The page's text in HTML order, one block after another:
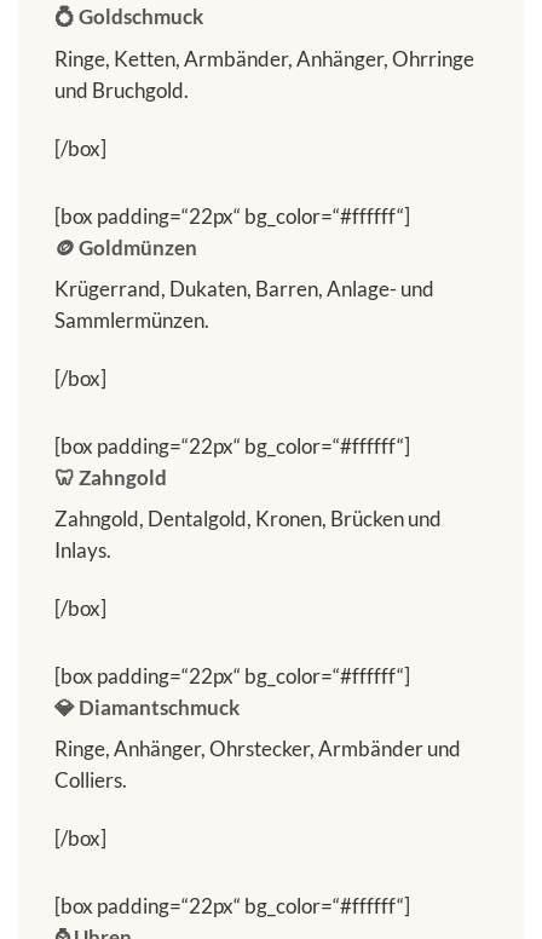
💍 Goldschmuck
Ringe, Ketten, Armbänder, Anhänger, Ohrringe
und Bruchgold.
[/box]
[box padding=“22px“ bg_color=“#ffffff“]
🪙 Goldmünzen
Krügerrand, Dukaten, Barren, Anlage- und
Sammlermünzen.
[/box]
[box padding=“22px“ bg_color=“#ffffff“]
🦷 Zahngold
Zahngold, Dentalgold, Kronen, Brücken und
Inlays.
[/box]
[box padding=“22px“ bg_color=“#ffffff“]
💎 Diamantschmuck
Ringe, Anhänger, Ohrstecker, Armbänder und
Colliers.
[/box]
[box padding=“22px“ bg_color=“#ffffff“]